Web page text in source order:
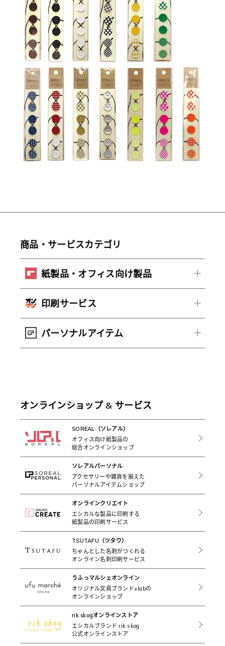
商品・サービスカテゴリ
紙製品・オフィス向け製品
印刷サービス
パーソナルアイテム
オンラインショップ & サービス
SOREAL（ソレアル）
オフィス向け紙製品の
総合オンラインショップ
ソレアルパーソナル
アクセサリーや雑貨を揃えた
パーソナルアイテムショップ
オンラインクリエイト
エシカルな製品に印刷する
紙製品の印刷サービス
TSUTAFU（ツタウ）
ちゃんとした名刺がつくれる
オンライン名刺印刷サービス
うふっマルシェオンライン
オリジナル文具ブランド+labの
オンラインショップ
rik skogオンラインストア
エシカルブランド rik skog
公式オンラインストア